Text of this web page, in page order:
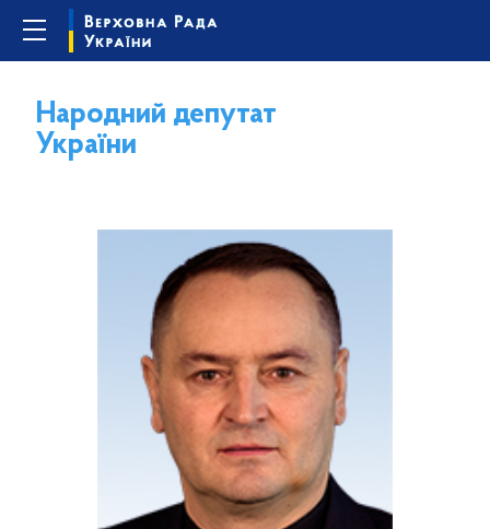
Народний депутат
України